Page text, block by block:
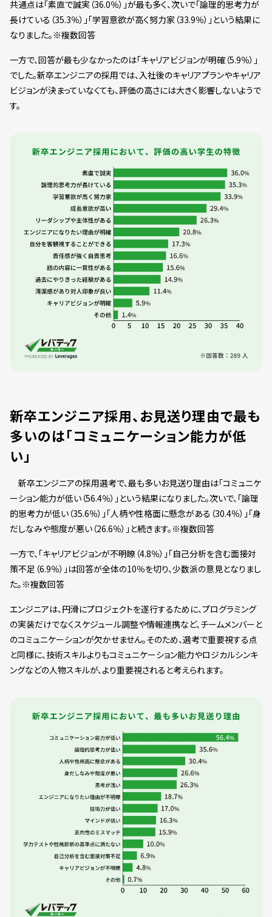
共通点は「素直で誠実（36.0％）」が最も多く、次いで「論理的思考力が
長けている（35.3％）」「学習意欲が高く努力家（33.9％）」という結果に
なりました。※複数回答
一方で、回答が最も少なかったのは「キャリアビジョンが明確（5.9％）」
でした。新卒エンジニアの採用では、入社後のキャリアプランやキャリア
ビジョンが決まっていなくても、評価の高さには大きく影響しないようで
す。
新卒エンジニア採用、お見送り理由で最も
多いのは「コミュニケーション能力が低
い」
新卒エンジニアの採用選考で、最も多いお見送り理由は「コミュニケ
ーション能力が低い（56.4％）」という結果になりました。次いで、「論理
的思考力が低い（35.6％）」「人柄や性格面に懸念がある（30.4％）」「身
だしなみや態度が悪い（26.6％）」と続きます。※複数回答
一方で、「キャリアビジョンが不明瞭（4.8％）」「自己分析を含む面接対
策不足（6.9％）」は回答が全体の10％を切り、少数派の意見となりまし
た。※複数回答
エンジニアは、円滑にプロジェクトを遂行するために、プログラミング
の実装だけでなくスケジュール調整や情報連携など、チームメンバーと
のコミュニケーションが欠かせません。そのため、選考で重要視する点
と同様に、技術スキルよりもコミュニケーション能力やロジカルシンキ
ングなどの人物スキルが、より重要視されると考えられます。